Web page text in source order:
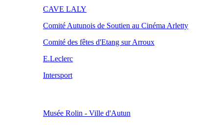
CAVE LALY
Comité Autunois de Soutien au Cinéma Arletty
Comité des fêtes d'Etang sur Arroux
E.Leclerc
Intersport
Musée Rolin - Ville d'Autun